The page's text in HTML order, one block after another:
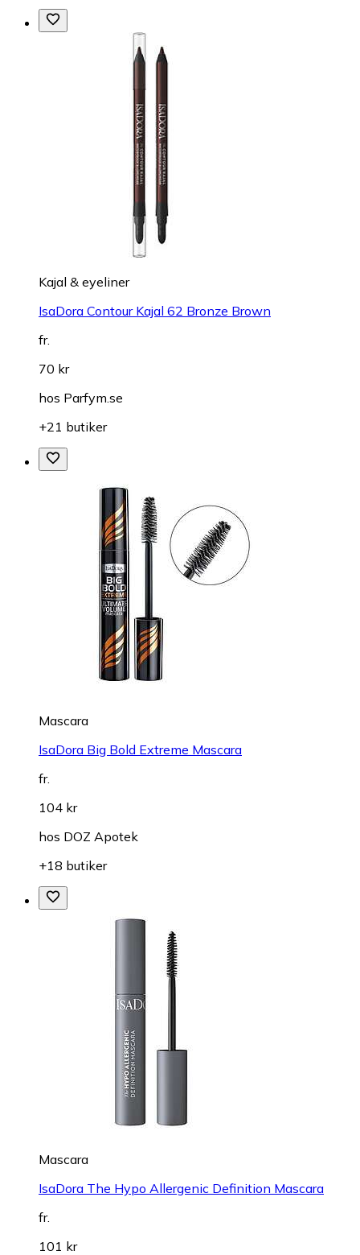
Kajal & eyeliner
IsaDora Contour Kajal 62 Bronze Brown
fr.
70 kr
hos Parfym.se
+21 butiker
Mascara
IsaDora Big Bold Extreme Mascara
fr.
104 kr
hos DOZ Apotek
+18 butiker
Mascara
IsaDora The Hypo Allergenic Definition Mascara
fr.
101 kr